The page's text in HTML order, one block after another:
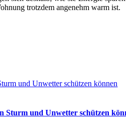
trotzdem angenehm warm ist.
und Unwetter schützen können
Sturm und Unwetter schützen